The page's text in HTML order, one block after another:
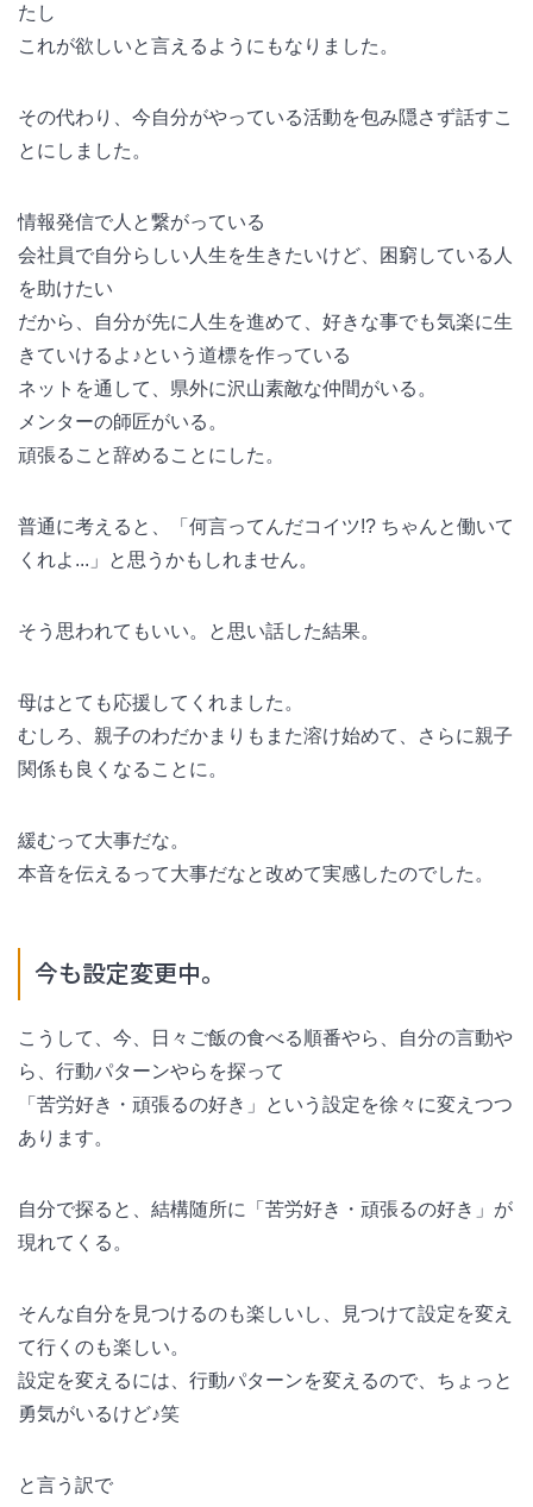
たし
これが欲しいと言えるようにもなりました。
その代わり、今自分がやっている活動を包み隠さず話すこ
とにしました。
情報発信で人と繋がっている
会社員で自分らしい人生を生きたいけど、困窮している人
を助けたい
だから、自分が先に人生を進めて、好きな事でも気楽に生
きていけるよ♪という道標を作っている
ネットを通して、県外に沢山素敵な仲間がいる。
メンターの師匠がいる。
頑張ること辞めることにした。
普通に考えると、「何言ってんだコイツ!? ちゃんと働いて
くれよ...」と思うかもしれません。
そう思われてもいい。と思い話した結果。
母はとても応援してくれました。
むしろ、親子のわだかまりもまた溶け始めて、さらに親子
関係も良くなることに。
緩むって大事だな。
本音を伝えるって大事だなと改めて実感したのでした。
今も設定変更中。
こうして、今、日々ご飯の食べる順番やら、自分の言動や
ら、行動パターンやらを探って
「苦労好き・頑張るの好き」という設定を徐々に変えつつ
あります。
自分で探ると、結構随所に「苦労好き・頑張るの好き」が
現れてくる。
そんな自分を見つけるのも楽しいし、見つけて設定を変え
て行くのも楽しい。
設定を変えるには、行動パターンを変えるので、ちょっと
勇気がいるけど♪笑
と言う訳で